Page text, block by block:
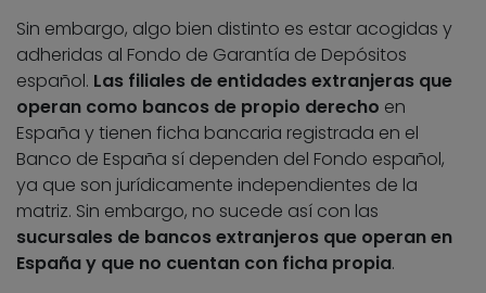
Sin embargo, algo bien distinto es estar acogidas y
adheridas al Fondo de Garantía de Depósitos
español. Las filiales de entidades extranjeras que
operan como bancos de propio derecho en
España y tienen ficha bancaria registrada en el
Banco de España sí dependen del Fondo español,
ya que son jurídicamente independientes de la
matriz. Sin embargo, no sucede así con las
sucursales de bancos extranjeros que operan en
España y que no cuentan con ficha propia.